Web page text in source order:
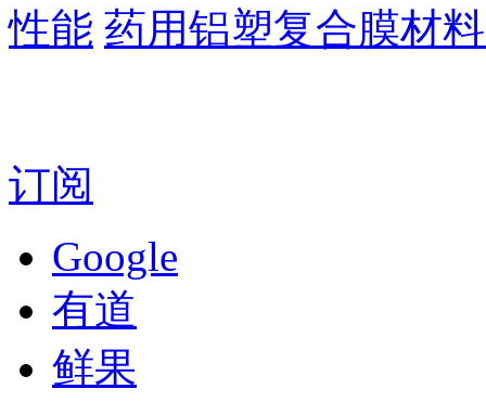
性能 药用铝塑复合膜材
订阅
Google
有道
鲜果